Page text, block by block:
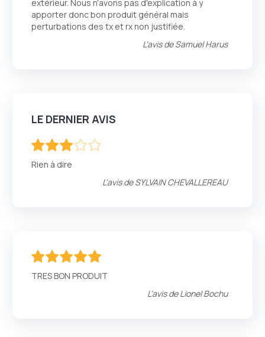
extérieur. Nous n'avons pas d'explication à y
apporter donc bon produit général mais
perturbations des tx et rx non justifiée.
L'avis deSamuel Harus
LE DERNIER AVIS
Rien à dire
L'avis deSYLVAIN CHEVALLEREAU
TRES BON PRODUIT
L'avis deLionel Bochu